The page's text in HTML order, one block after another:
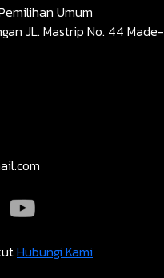
Umum
JL. Mastrip No. 44 Made-
Hubungi Kami